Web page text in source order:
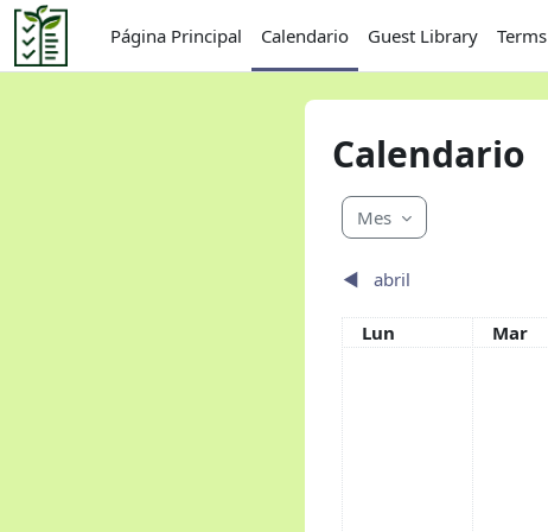
Salta al contenido principal
Página Principal
Calendario Guest Library Terms
Calendario
Mes
◀︎ abril
Lunes
Lun Martes
Mar